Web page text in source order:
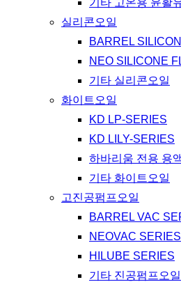
기타 고온용 윤활
실리콘오일
BARREL
NEO SILICONE
기타 실리콘오일
화이트오일
KD LP-SERIES
KD LILY-SERIES
하바리움 전용 용
기타 화이트오일
고진공펌프오일
BARREL VAC
NEOVAC SERIES
HILUBE SERIES
기타 진공펌프오일